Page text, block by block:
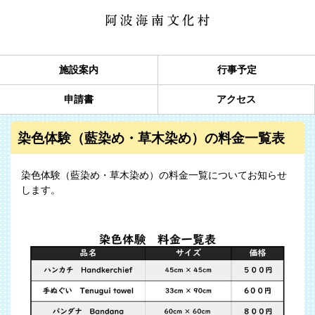
施設案内 行事予定
申請書 アクセス
染色体験（藍染め・草木染め）の料金一覧表
染色体験（藍染め・草木染め）の料金一覧についてお知らせ
します。